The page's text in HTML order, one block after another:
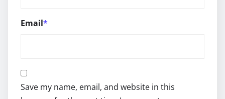
Email*
Save my name, email, and website in this